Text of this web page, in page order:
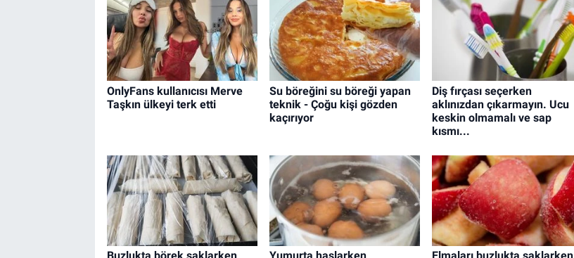
OnlyFans kullanıcısı Merve
Taşkın ülkeyi terk etti
Su böreğini su böreği yapan
teknik - Çoğu kişi gözden
kaçırıyor
Diş fırçası seçerken
aklınızdan çıkarmayın. Ucu
keskin olmamalı ve sap
kısmı...